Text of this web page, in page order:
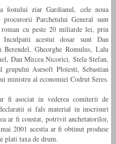
ziar Gardianul, cele noua
Parchetului General sunt
roman cu peste 20 miliarde lei, prin
acestui dosar sunt Dan
Gheorghe Romulus, Lalu
Dan Mircea Nicorici, Stela Stefan,
Asesoft Ploiesti, Sebastian
ministru al economiei Codrut Seres.
fi asociat in vederea comiterii de
si fals material in inscrisuri
ar fi constat, potrivit anchetatorilor,
2001 acestia ar fi obtinut produse
plati taxa de drum.